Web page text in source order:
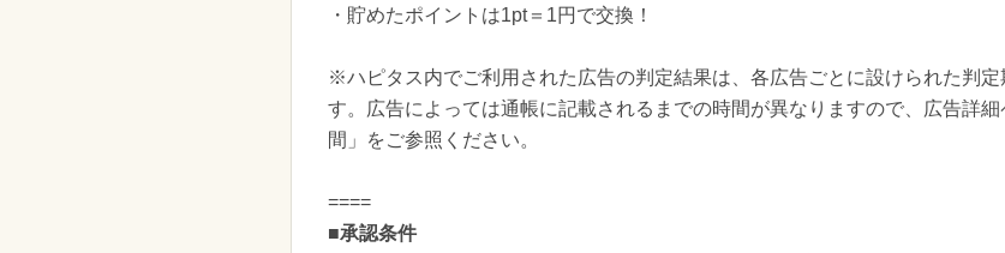
・貯めたポイントは1pt＝1円で交換！
※ハピタス内でご利用された広告の判定結果は、各広告ごとに設けられた判定
す。広告によっては通帳に記載されるまでの時間が異なりますので、広告詳
間」をご参照ください。
====
■承認条件